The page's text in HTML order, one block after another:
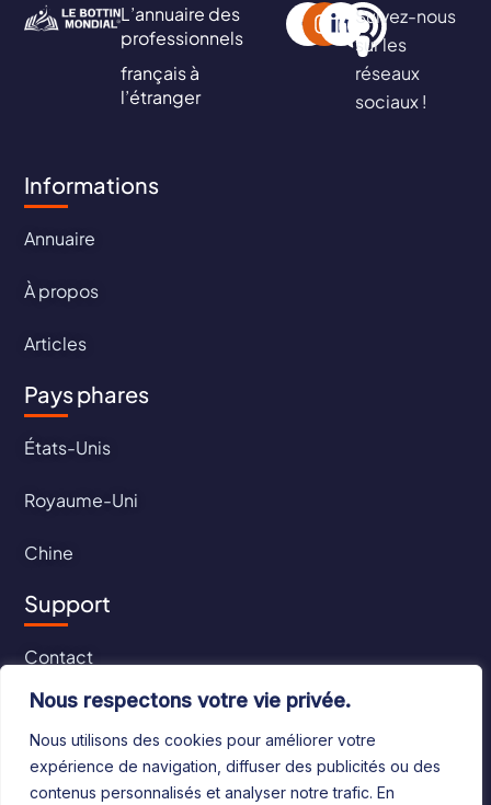
Nous respectons votre vie privée.
Nous utilisons des cookies pour améliorer votre
expérience de navigation, diffuser des publicités ou des
contenus personnalisés et analyser notre trafic. En
L’annuaire des
professionnels
français à
l’étranger
Suivez-nous
sur les
réseaux
sociaux !
Informations
Annuaire
À propos
Articles
Pays phares
États-Unis
Royaume-Uni
Chine
Support
Contact
CGU
CGV